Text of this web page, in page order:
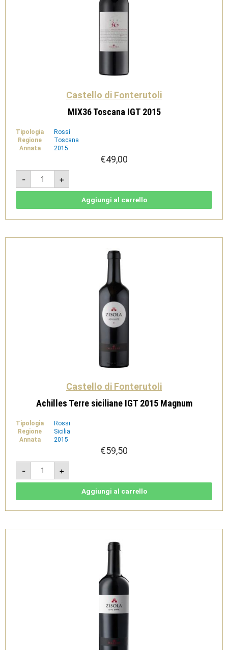
Castello di Fonterutoli
MIX36 Toscana IGT 2015
Tipologia
Rossi
Regione
Toscana
Annata
2015
€49,00
-
MIX36
Toscana
IGT
2015
+
Aggiungi al carrello
Castello di Fonterutoli
Achilles Terre siciliane IGT 2015 Magnum
Tipologia
Rossi
Regione
Sicilia
Annata
2015
€59,50
-
Achilles
Terre
siciliane
IGT
+
Aggiungi al carrello